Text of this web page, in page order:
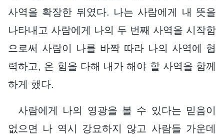
사역을 확장한 뒤였다. 나는 사람에게 내 뜻을
나타내고 사람에게 나의 두 번째 사역을 시작함
으로써 사람이 나를 바짝 따라 나의 사역에 협
력하고, 온 힘을 다해 내가 해야 할 사역을 함께
하게 했다.
사람에게 나의 영광을 볼 수 있다는 믿음이
없으면 나 역시 강요하지 않고 사람들 가운데